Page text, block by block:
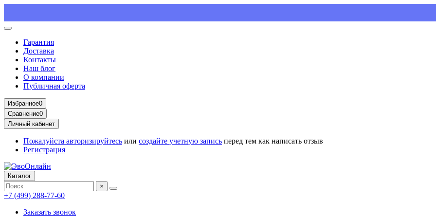
Гарантия
Доставка
Контакты
Наш блог
О компании
Публичная оферта
Избранное0
Сравнение0
Личный кабинет
Пожалуйста авторизируйтесь или создайте учетную запись перед тем как написать отзыв
Регистрация
Каталог
×
+7 (499) 288-77-60
Заказать звонок